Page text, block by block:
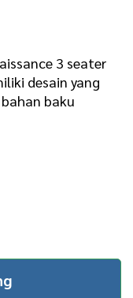
3 seater
desain yang
baku